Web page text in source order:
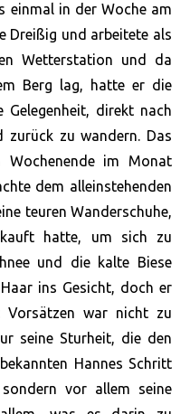
einmal in der Woche am
Dreißig und arbeitete als
Wetterstation und da
Berg lag, hatte er die
direkt nach
zurück zu wandern. Das
Wochenende im Monat
dem alleinstehenden
teuren Wanderschuhe,
hatte, um sich zu
und die kalte Biese
ins Gesicht, doch er
war nicht zu
seine Sturheit, die den
Hannes Schritt
vor allem seine